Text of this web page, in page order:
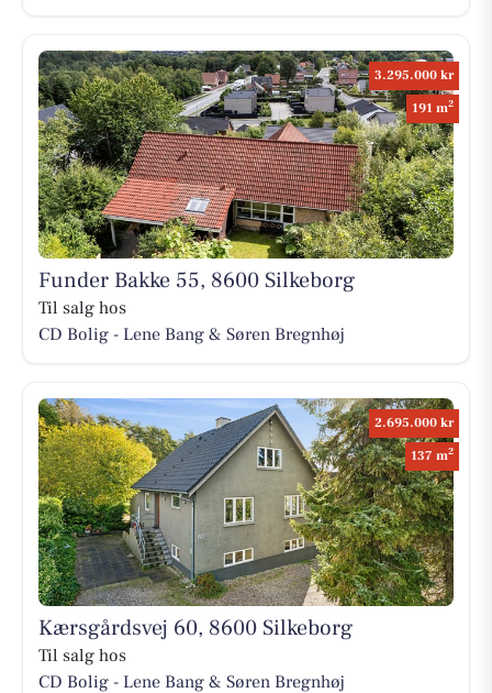
3.295.000 kr
191 m2
Funder Bakke 55, 8600 Silkeborg
Til salg hos
CD Bolig - Lene Bang & Søren Bregnhøj
2.695.000 kr
137 m2
Kærsgårdsvej 60, 8600 Silkeborg
Til salg hos
CD Bolig - Lene Bang & Søren Bregnhøj